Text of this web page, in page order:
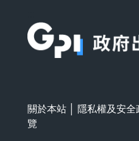
關於本站 隱私權及安全
覽